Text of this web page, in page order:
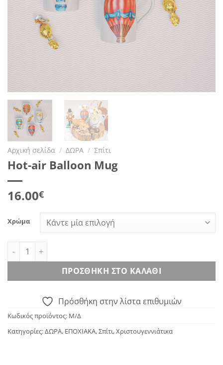
Αρχική σελίδα / ΔΩΡΑ / Σπίτι
Hot-air Balloon Mug
16.00€
Χρώμα
Hot-air Balloon Mug ποσότητα
ΠΡΟΣΘΉΚΗ ΣΤΟ ΚΑΛΆΘΙ
Πρόσθήκη στην λίστα επιθυμιών
Κωδικός προϊόντος: Μ/Δ
Κατηγορίες:ΔΩΡΑ, ΕΠΟΧΙΑΚΑ,Σπίτι,Χριστουγεννιάτικα